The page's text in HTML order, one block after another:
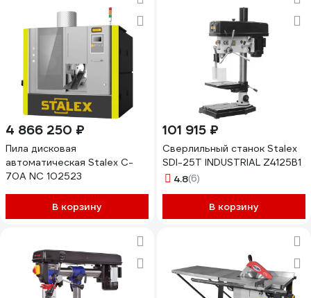
4 866 250 ₽
Пила дисковая
автоматическая Stalex C-
70A NC 102523
В корзину
101 915 ₽
Сверлильный станок Stalex
SDI-25T INDUSTRIAL Z4125B1
4.8(6)
В корзину